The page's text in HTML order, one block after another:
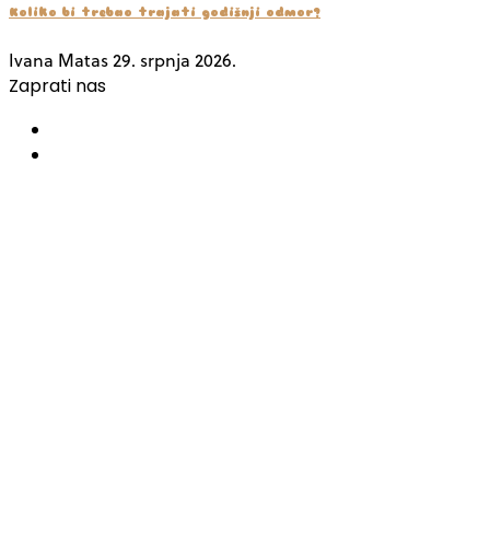
Koliko bi trebao trajati godišnji odmor?
Ivana Matas29. srpnja 2026.
Zaprati nas